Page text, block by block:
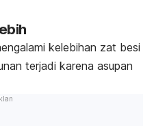
kelebihan zat besi
terjadi karena asupan